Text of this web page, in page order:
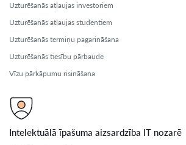
Uzturēšanās atļaujas investoriem
Uzturēšanās atļaujas studentiem
Uzturēšanās termiņu pagarināšana
Uzturēšanās tiesību pārbaude
Vīzu pārkāpumu risināšana
Intelektuālā īpašuma aizsardzība IT nozarē